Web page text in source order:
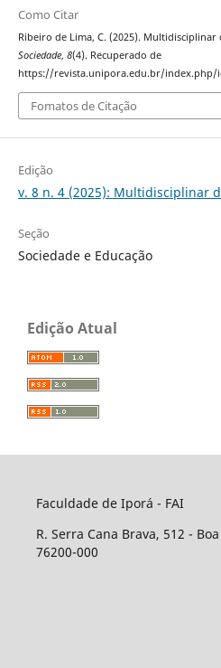
Como Citar
Ribeiro de Lima, C. (2025). Multidisciplinar
Sociedade, 8(4). Recuperado de
https://revista.unipora.edu.br/index.php/
Fomatos de Citação
Edição
v. 8 n. 4 (2025): Multidisciplinar
Seção
Sociedade e Educação
Edição Atual
Faculdade de Iporá - FAI
R. Serra Cana Brava, 512 -
76200-000